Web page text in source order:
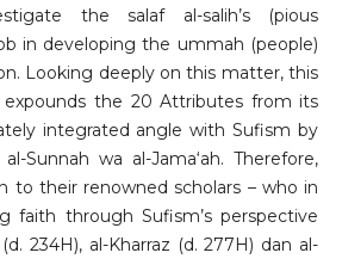
the salaf al-salih’s (pious
in developing the ummah (people)
Looking deeply on this matter, this
expounds the 20 Attributes from its
integrated angle with Sufism by
Sunnah wa al-Jama‘ah. Therefore,
to their renowned scholars – who in
faith through Sufism’s perspective
234H), al-Kharraz (d. 277H) dan al-